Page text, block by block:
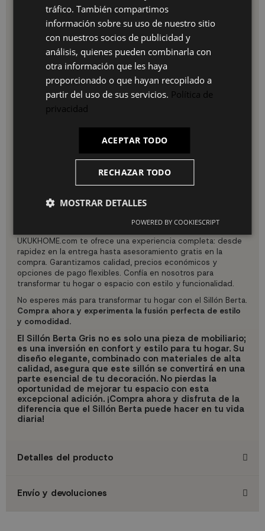
permiten una limpieza sencilla con un paño húmedo.
Durabilidad: Construcción robusta que garantiza una
larga vida útil.
Flexibilidad de ubicación: Ideal para diferentes
espacios en el hogar, como el salón, comedor o
dormitorio.
Uso e instalación:
Para disfrutar del Sillón Berta, sigue estas sencillas
instrucciones de uso e instalación:
Montaje: El sillón se entrega desmontado. Incluye
instrucciones claras y las herramientas necesarias para
Colocación: Ideal para salones, comedores, dormitorios
y cualquier espacio que necesite un toque de
de productos químicos abrasivos.
Por qué elegir nuestro producto
UKUKHOME.com te ofrece una experiencia completa: desde
rapidez en la entrega hasta asesoramiento gratis en la
compra. Garantizamos calidad, precios económicos y
opciones de pago flexibles. Confía en nosotros para
transformar tu hogar o espacio con estilo y funcionalidad.
No esperes más para transformar tu hogar con el Sillón Berta.
Compra ahora y experimenta la fusión perfecta de estilo
y comodidad.
El Sillón Berta Gris no es solo una pieza de mobiliario;
es una inversión en confort y estilo para tu hogar. Su
diseño elegante, combinado con materiales de alta
calidad, asegura que este sillón se convertirá en una
parte esencial de tu decoración. No pierdas la
oportunidad de mejorar tu espacio con esta
excepcional adición. ¡Compra ahora y disfruta de la
diferencia que el Sillón Berta puede hacer en tu vida
diaria!
Detalles del producto
Envío y devoluciones
PT
tráfico. También compartimos
información sobre su uso de nuestro sitio
con nuestros socios de publicidad y
análisis, quienes pueden combinarla con
otra información que les haya
proporcionado o que hayan recopilado a
partir del uso de sus servicios. Política de
privacidad
ACEPTAR TODO
RECHAZAR TODO
MOSTRAR DETALLES
POWERED BY COOKIESCRIPT